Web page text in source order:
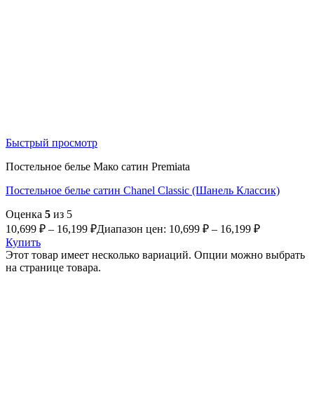
Быстрый просмотр
Постельное белье Мако сатин Premiata
Постельное белье сатин Chanel Classic (Шанель Классик)
Оценка 5 из 5
10,699 ₽ – 16,199 ₽Диапазон цен: 10,699 ₽ – 16,199 ₽
Купить
Этот товар имеет несколько вариаций. Опции можно выбрать
на странице товара.